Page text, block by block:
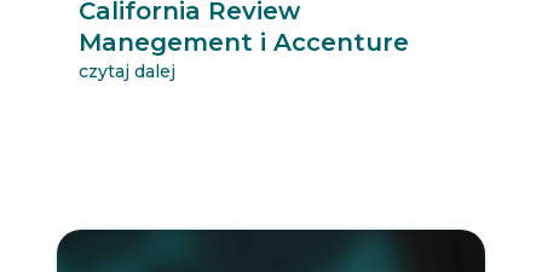
California Review
Manegement i Accenture
czytaj dalej